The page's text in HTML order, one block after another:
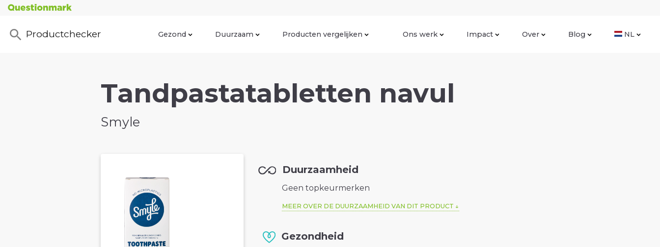
Productchecker Gezond Duurzaam Producten vergelijken Ons werk Impact Over Blog NL
Tandpastatabletten navul
Smyle
Duurzaamheid
Geen topkeurmerken
MEER OVER DE DUURZAAMHEID VAN DIT PRODUCT
Gezondheid